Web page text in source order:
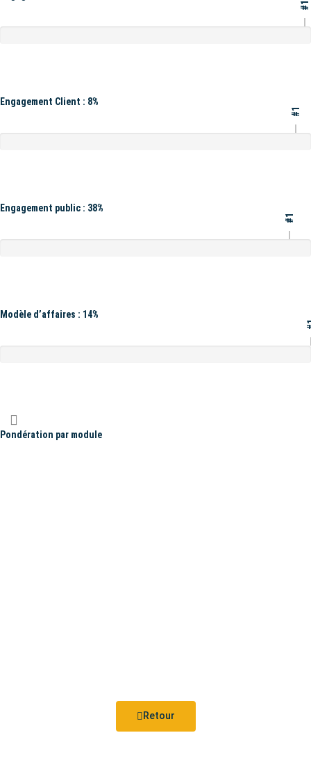
#1
Engagement Client : 8%
#1
Engagement public : 38%
#1
Modèle d’affaires : 14%
Pondération par module
Retour